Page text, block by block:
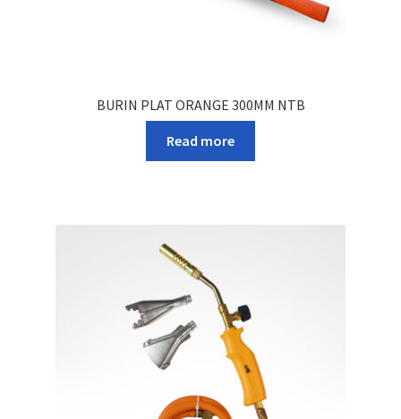
BURIN PLAT ORANGE 300MM NTB
Read more